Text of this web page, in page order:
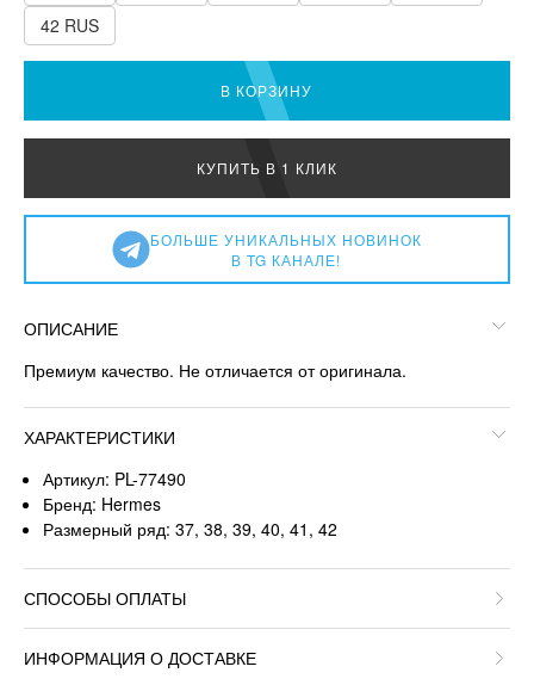
42 RUS
В КОРЗИНУ
КУПИТЬ В 1 КЛИК
БОЛЬШЕ УНИКАЛЬНЫХ НОВИНОК
В TG КАНАЛЕ!
ОПИСАНИЕ
Премиум качество. Не отличается от оригинала.
ХАРАКТЕРИСТИКИ
Артикул: PL-77490
Бренд: Hermes
Размерный ряд: 37, 38, 39, 40, 41, 42
СПОСОБЫ ОПЛАТЫ
ИНФОРМАЦИЯ О ДОСТАВКЕ